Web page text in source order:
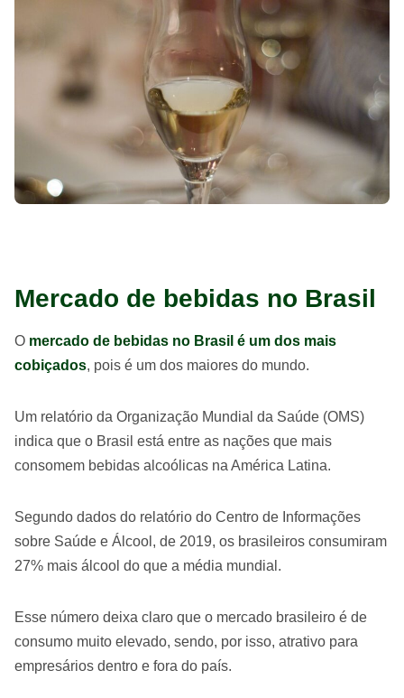
Mercado de bebidas no Brasil
O mercado de bebidas no Brasil é um dos mais
cobiçados, pois é um dos maiores do mundo.
Um relatório da Organização Mundial da Saúde (OMS)
indica que o Brasil está entre as nações que mais
consomem bebidas alcoólicas na América Latina.
Segundo dados do relatório do Centro de Informações
sobre Saúde e Álcool, de 2019, os brasileiros consumiram
27% mais álcool do que a média mundial.
Esse número deixa claro que o mercado brasileiro é de
consumo muito elevado, sendo, por isso, atrativo para
empresários dentro e fora do país.